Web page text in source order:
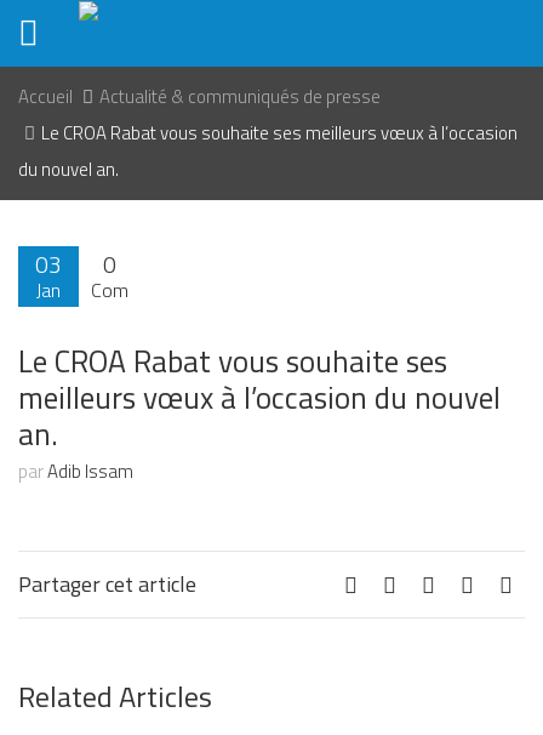
contenu
principal
Accueil
Actualité & communiqués de presse
Le CROA Rabat vous souhaite ses meilleurs vœux à l’occasion
du nouvel an.
03
Jan
2021
0
Com
Le CROA Rabat vous souhaite ses
meilleurs vœux à l’occasion du nouvel
an.
parAdib Issam
Partager cet article
Related Articles